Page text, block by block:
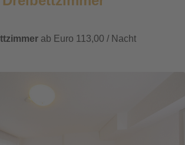
ab Euro 113,00 / Nacht